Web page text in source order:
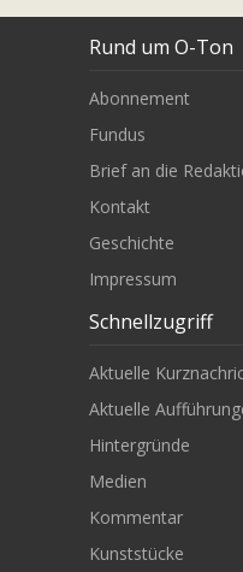
Rund um O-Ton
Abonnement
Fundus
Brief an die
Kontakt
Geschichte
Impressum
Schnellzugriff
Aktuelle
Aktuelle
Hintergründe
Medien
Kommentar
Kunststücke